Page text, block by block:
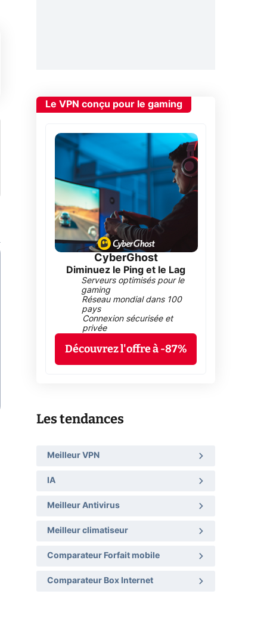
Le VPN conçu pour le gaming
CyberGhost
Diminuez le Ping et le Lag
Serveurs optimisés pour le
gaming
Réseau mondial dans 100
pays
Connexion sécurisée et
privée
Découvrez l'offre à -87%
Les tendances
Meilleur VPN
IA
Meilleur Antivirus
Meilleur climatiseur
Comparateur Forfait mobile
Comparateur Box Internet